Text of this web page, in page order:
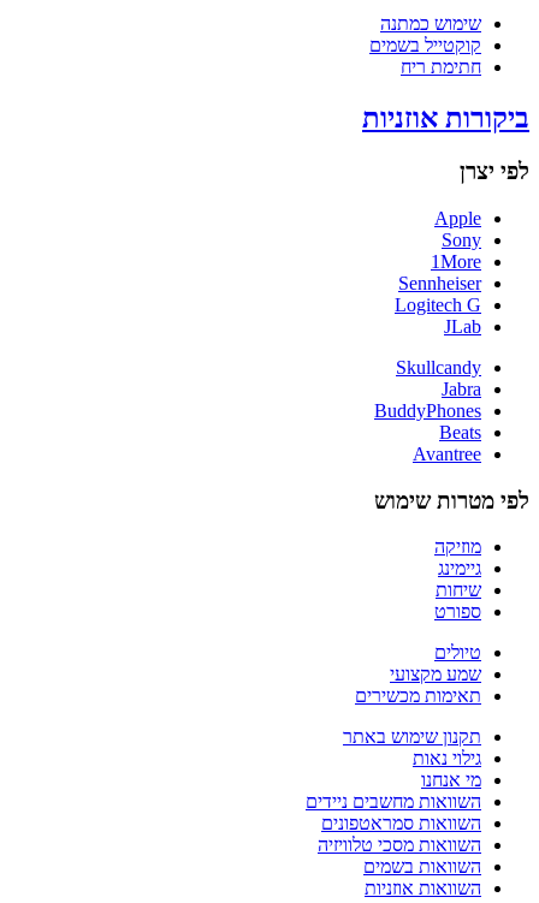
שימוש כמתנה
קוקטייל בשמים
חתימת ריח
ביקורות אוזניות
לפי יצרן
Apple
Sony
1More
Sennheiser
Logitech G
JLab
Skullcandy
Jabra
BuddyPhones
Beats
Avantree
לפי מטרות שימוש
מוזיקה
גיימינג
שיחות
ספורט
טיולים
שמע מקצועי
תאימות מכשירים
תקנון שימוש באתר
גילוי נאות
מי אנחנו
השוואות מחשבים ניידים
השוואות סמראטפונים
השוואות מסכי טלוויזיה
השוואות בשמים
השוואות אוזניות